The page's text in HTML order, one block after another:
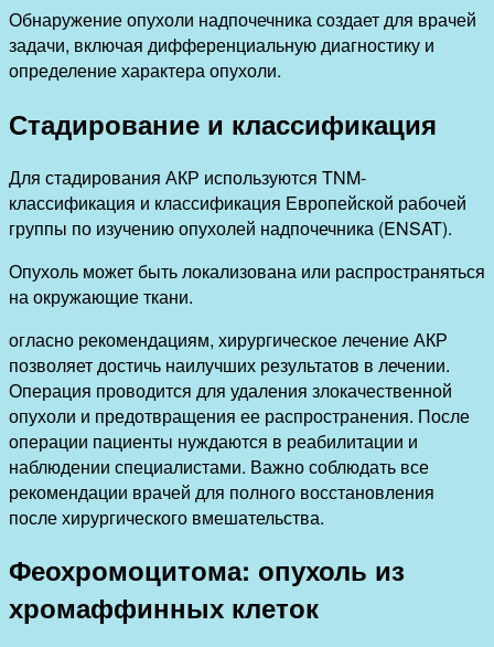
Обнаружение опухоли надпочечника создает для врачей
задачи, включая дифференциальную диагностику и
определение характера опухоли.
Стадирование и классификация
Для стадирования АКР используются TNM-
классификация и классификация Европейской рабочей
группы по изучению опухолей надпочечника (ENSAT).
Опухоль может быть локализована или распространяться
на окружающие ткани.
огласно рекомендациям, хирургическое лечение АКР
позволяет достичь наилучших результатов в лечении.
Операция проводится для удаления злокачественной
опухоли и предотвращения ее распространения. После
операции пациенты нуждаются в реабилитации и
наблюдении специалистами. Важно соблюдать все
рекомендации врачей для полного восстановления
после хирургического вмешательства.
Феохромоцитома: опухоль из
хромаффинных клеток